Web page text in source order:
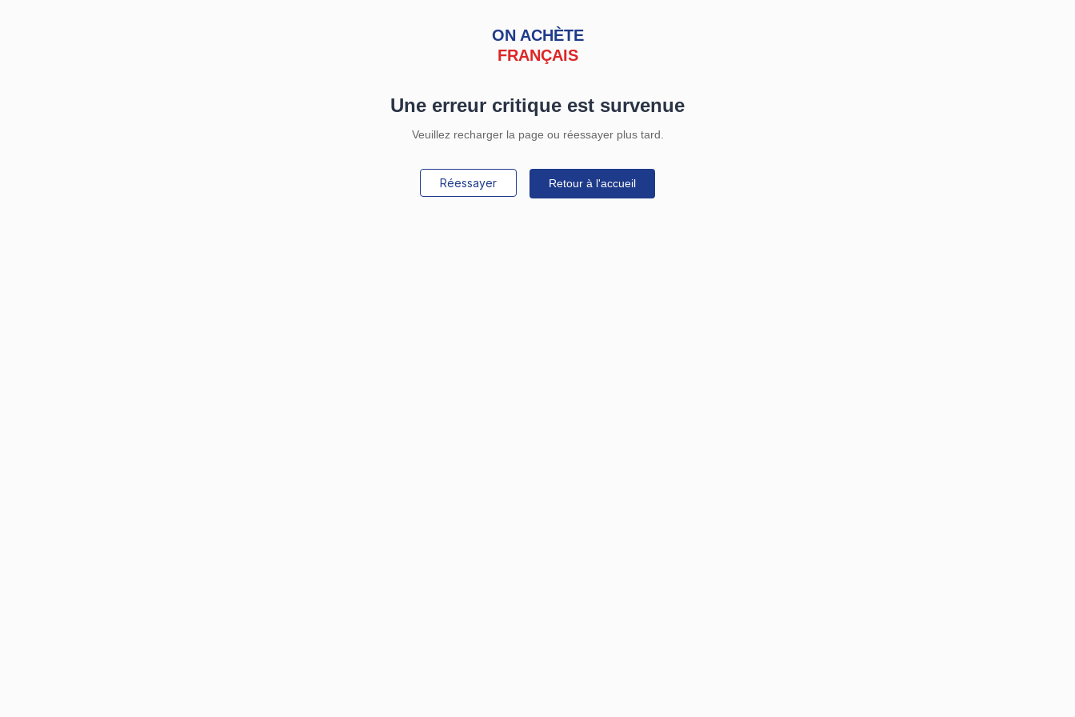
ON ACHÈTE
FRANÇAIS
Une erreur critique est survenue
Veuillez recharger la page ou réessayer plus tard.
Réessayer Retour à l'accueil